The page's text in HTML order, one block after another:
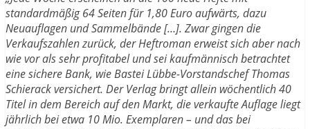
standardmäßig 64 Seiten für 1,80 Euro aufwärts, dazu
Neuauflagen und Sammelbände […]. Zwar gingen die
Verkaufszahlen zurück, der Heftroman erweist sich aber nach
wie vor als sehr profitabel und sei kaufmännisch betrachtet
eine sichere Bank, wie Bastei Lübbe-Vorstandschef Thomas
Schierack versichert. Der Verlag bringt allein wöchentlich 40
Titel in dem Bereich auf den Markt, die verkaufte Auflage liegt
jährlich bei etwa 10 Mio. Exemplaren – und das bei